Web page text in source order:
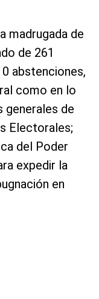
madrugada de
de 261
abstenciones,
como en lo
generales de
Electorales;
del Poder
expedir la
en